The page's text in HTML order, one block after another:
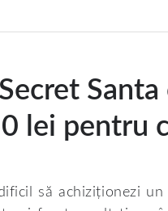
Santa
lei pentru
să achiziționezi un